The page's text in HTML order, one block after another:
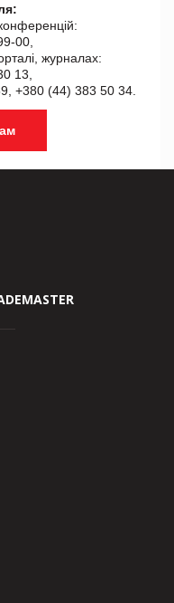
00,
журналах:
13,
+380 (44) 383 50 34.